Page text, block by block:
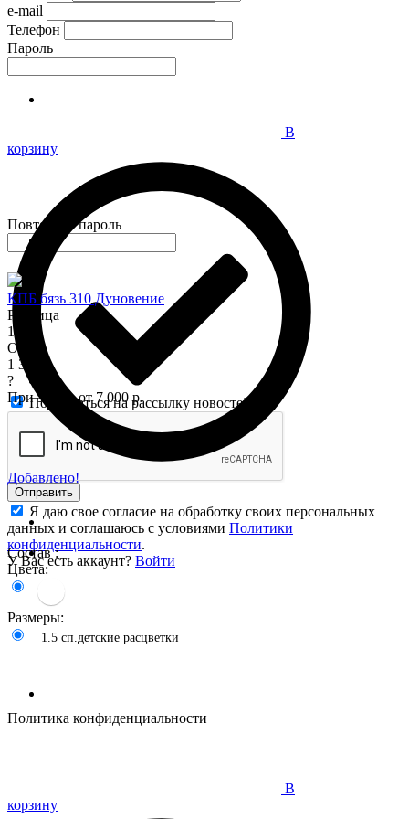
В
корзину
Добавлено!
Состав :
Цвета:
Размеры:
1.5 сп.детские расцветки
В
корзину
КПБ бязь 310 Дуновение
Розница
1 575
Опт
1 345
?
При заказе от 7 000 р.
e-mail
Телефон
Пароль
Повторите пароль
Подписаться на рассылку новостей
Отправить
Я даю свое согласие на обработку своих персональных
данных и соглашаюсь с условиями Политики
конфиденциальности.
У Вас есть аккаунт? Войти
Политика конфиденциальности